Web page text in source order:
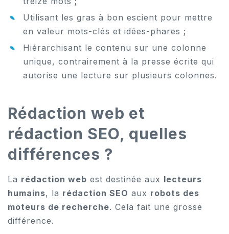
Utilisant les gras à bon escient pour mettre
en valeur mots-clés et idées-phares ;
Hiérarchisant le contenu sur une colonne
unique, contrairement à la presse écrite qui
autorise une lecture sur plusieurs colonnes.
Rédaction web et
rédaction SEO, quelles
différences ?
La rédaction web est destinée aux lecteurs
humains, la rédaction SEO aux robots des
moteurs de recherche. Cela fait une grosse
différence.